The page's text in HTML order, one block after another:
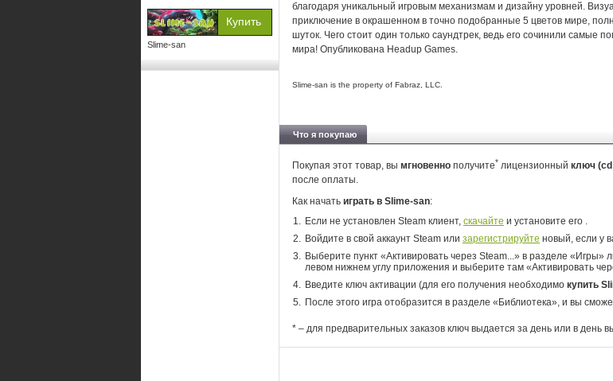
Slime-san
благодаря уникальный игровым механизмам и дизайну уровней.
приключение в окрашенном в точно подобранные 5 цветов мире,
шуток. Чего стоит один только саундтрек, ведь его сочинили самые
мира! Опубликована Headup Games.
Slime-san is the property of Fabraz, LLC.
Что я покупаю
Покупая этот товар, вы мгновенно получите* лицензионный ключ
после оплаты.
Как начать играть в Slime-san:
Если не установлен Steam клиент, скачайте и установите его .
Войдите в свой аккаунт Steam или зарегистрируйте новый, если у
Выберите пункт «Активировать через Steam...» в разделе «Игры»
левом нижнем углу приложения и выберите там «Активировать
Введите ключ активации (для его получения необходимо купить
После этого игра отобразится в разделе «Библиотека», и вы
* – для предварительных заказов ключ выдается за день или в день